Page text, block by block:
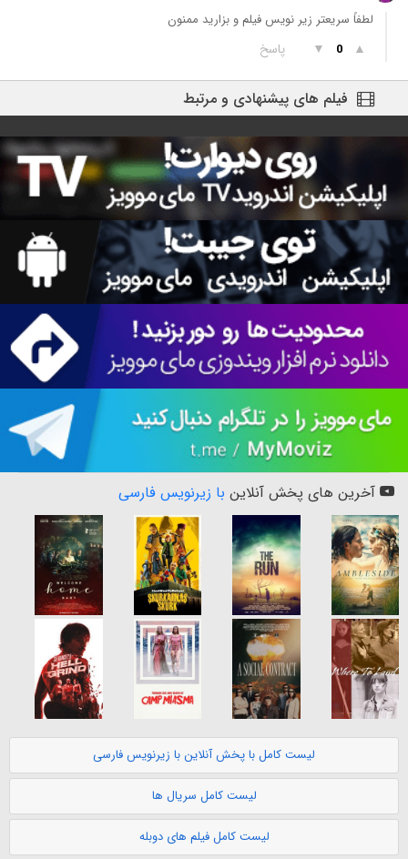
لطفاً سریعتر زیر نویس فیلم و بزارید ممنون
▲
0
▼ پاسخ
فیلم های پیشنهادی و مرتبط
آخرین های پخش آنلاین با زیرنویس فارسی
لیست کامل با پخش آنلاین با زیرنویس فارسی
لیست کامل سریال ها
لیست کامل فیلم های دوبله